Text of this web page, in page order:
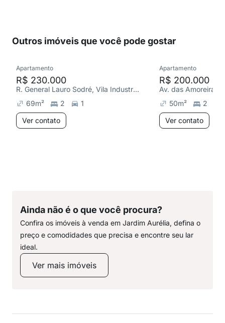
Outros imóveis que você pode gostar
Apartamento
R$ 230.000
R. General Lauro Sodré, Vila Industrial
69m² 2
1
Ver contato
Apartamento
R$ 200.000
50m² 2
Ver contato
Ainda não é o que você procura?
Confira os imóveis à venda em Jardim Aurélia, defina o
preço e comodidades que precisa e encontre seu lar
ideal.
Ver mais imóveis